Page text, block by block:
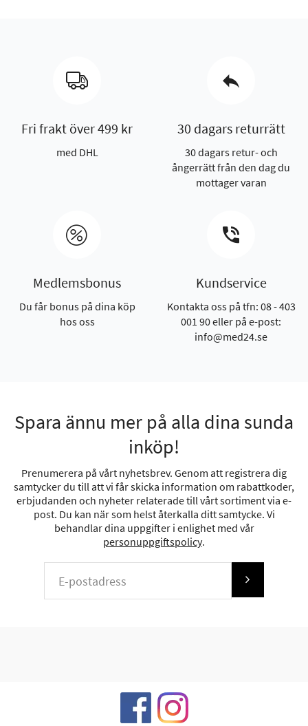
Fri frakt över 499 kr
med DHL
30 dagars returrätt
30 dagars retur- och
ångerrätt från den dag du
mottager varan
Medlemsbonus
Du får bonus på dina köp
hos oss
Kundservice
Kontakta oss på tfn: 08 - 403
001 90 eller på e-post:
info@med24.se
Spara ännu mer på alla dina sunda
inköp!
Prenumerera på vårt nyhetsbrev. Genom att registrera dig
samtycker du till att vi får skicka information om rabattkoder,
erbjudanden och nyheter relaterade till vårt sortiment via e-
post. Du kan när som helst återkalla ditt samtycke. Vi
behandlar dina uppgifter i enlighet med vår
personuppgiftspolicy.